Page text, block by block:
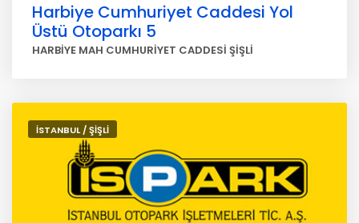
Harbiye Cumhuriyet Caddesi Yol
Üstü Otoparkı 5
HARBİYE MAH CUMHURİYET CADDESİ ŞİŞLİ
İSTANBUL / ŞİŞLİ